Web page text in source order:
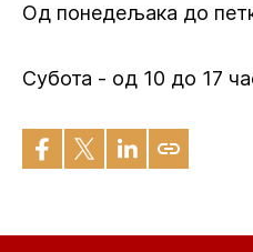
Од понедељака до
Субота - од 10 до 17